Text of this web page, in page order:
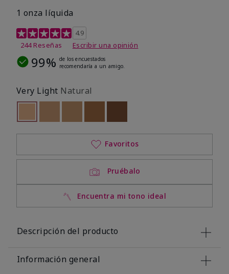
1 onza líquida
Calificación de clientes de 3,7 de 5
4.9
244 Reseñas
Escribir una opinión
99% de los encuestados
recomendaría a un amigo.
Very Light Natural
seleccionado
Out of stock
Pruébalo
Encuentra mi tono ideal
Favoritos
Descripción del producto
Información general